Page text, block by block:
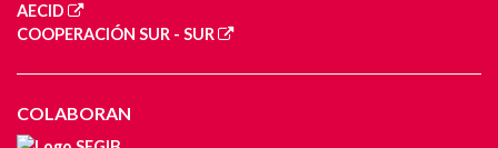
AECID
COOPERACIÓN SUR - SUR
COLABORAN